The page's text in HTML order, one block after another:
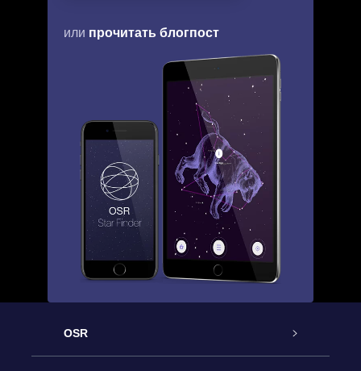
или прочитать блогпост
OSR